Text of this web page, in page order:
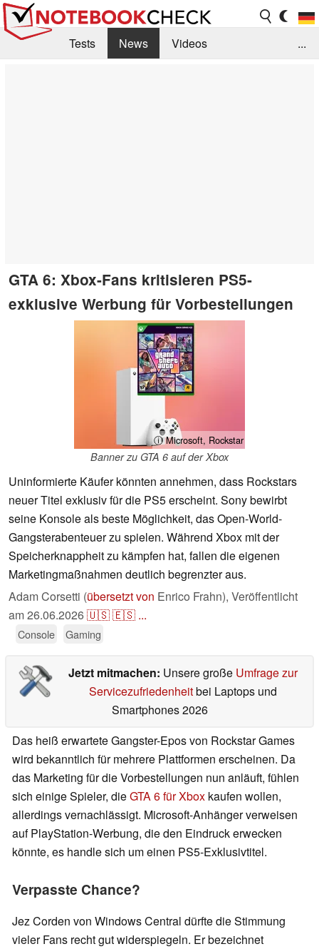
Tests News
Videos
...
GTA 6: Xbox-Fans kritisieren PS5-
exklusive Werbung für Vorbestellungen
ⓘ Microsoft, Rockstar
Banner zu GTA 6 auf der Xbox
Uninformierte Käufer könnten annehmen, dass Rockstars
neuer Titel exklusiv für die PS5 erscheint. Sony bewirbt
seine Konsole als beste Möglichkeit, das Open-World-
Gangsterabenteuer zu spielen. Während Xbox mit der
Speicherknappheit zu kämpfen hat, fallen die eigenen
Marketingmaßnahmen deutlich begrenzter aus.
Adam Corsetti (übersetzt von Enrico Frahn), Veröffentlicht
am26.06.2026🇺🇸🇪🇸 ...
Console Gaming
Jetzt mitmachen: Unsere große Umfrage zur
Servicezufriedenheitbei Laptops und
Smartphones 2026
Das heiß erwartete Gangster-Epos von Rockstar Games
wird bekanntlich für mehrere Plattformen erscheinen. Da
das Marketing für die Vorbestellungen nun anläuft, fühlen
sich einige Spieler, dieGTA 6 für Xbox kaufen wollen,
allerdings vernachlässigt. Microsoft-Anhänger verweisen
auf PlayStation-Werbung, die den Eindruck erwecken
könnte, es handle sich um einen PS5-Exklusivtitel.
Verpasste Chance?
Jez Corden von Windows Central dürfte die Stimmung
vieler Fans recht gut widerspiegeln. Er bezeichnet